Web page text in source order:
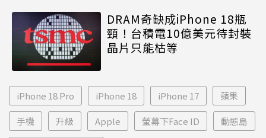
DRAM奇缺成iPhone 18瓶
頸！台積電10億美元待封裝
晶片只能枯等
iPhone 18 Pro iPhone 18 iPhone 17 蘋果
手機 升級 Apple 螢幕下Face ID 動態島